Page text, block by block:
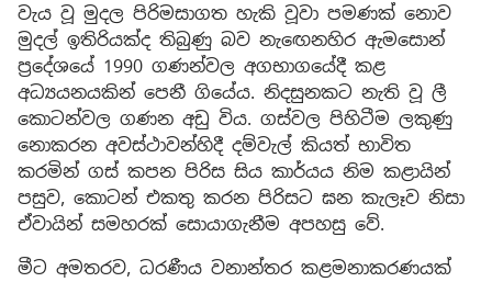
වැය වූ මුදල පිරිමසාගත හැකි වූවා පමණක් නොව
මුදල් ඉතිරියක්ද තිබුණු බව නැඟෙනහිර ඇමසොන්
ප්‍රදේශයේ 1990 ගණන්වල අගභාගයේදී කළ
අධ්‍යයනයකින් පෙනී ගියේය. නිදසුනකට නැති වූ ලී
කොටන්වල ගණන අඩු විය. ගස්වල පිහිටීම ලකුණු
නොකරන අවස්ථාවන්හිදී දම්වැල් කියත් භාවිත
කරමින් ගස් කපන පිරිස සිය කාර්යය නිම කළායින්
පසුව, කොටන් එකතු කරන පිරිසට ඝන කැලෑව නිසා
ඒවායින් සමහරක් සොයාගැනීම අපහසු වේ.
මීට අමතරව, ධරණීය වනාන්තර කළමනාකරණයක්